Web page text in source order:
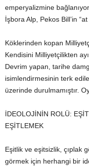
emperyalizmine
İşbora Alp, Pekos Bill’in
Köklerinden kopan
Kendisini Milliyetçilikten
Devrim yapan, tarihe
isimlendirmesinin terk
üzerinde durulmamıştır.
İDEOLOJİNİN ROLÜ:
EŞİTLEMEK
Eşitlik ve eşitsizlik, çıplak
görmek için herhangi bir